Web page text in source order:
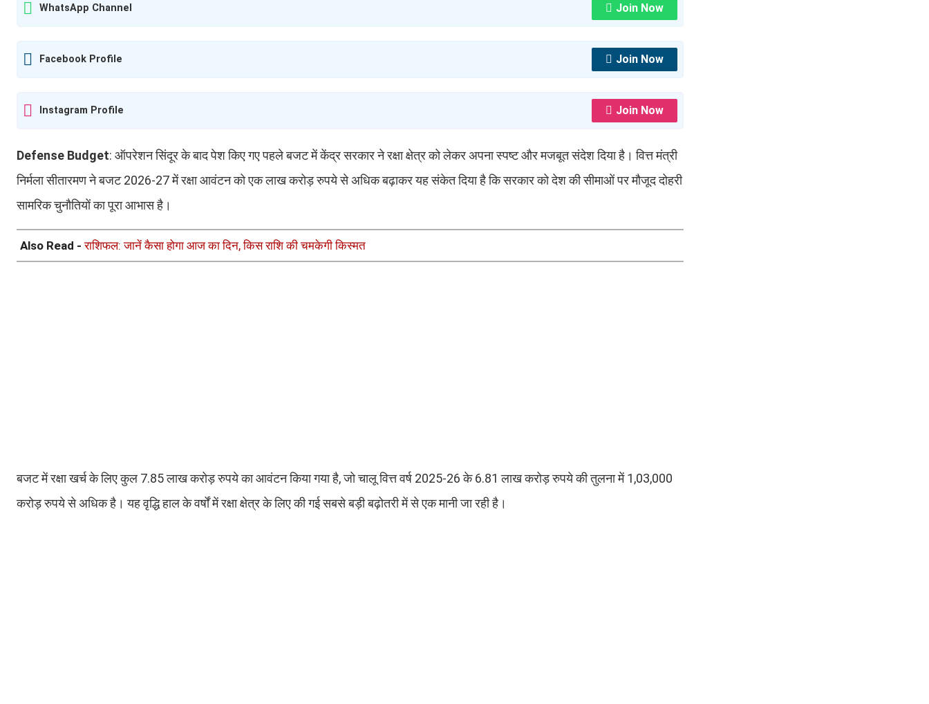
WhatsApp Channel Join Now
Facebook Profile Join Now
Instagram Profile Join Now
Defense Budget: ऑपरेशन सिंदूर के बाद पेश किए गए पहले बजट में केंद्र सरकार ने रक्षा क्षेत्र को लेकर अपना स्पष्ट और मजबूत संदेश दिया है। वित्त मंत्री
निर्मला सीतारमण ने बजट 2026-27 में रक्षा आवंटन को एक लाख करोड़ रुपये से अधिक बढ़ाकर यह संकेत दिया है कि सरकार को देश की सीमाओं पर मौजूद दोहरी
सामरिक चुनौतियों का पूरा आभास है।
Also Read -राशिफल: जानें कैसा होगा आज का दिन, किस राशि की चमकेगी किस्मत
बजट में रक्षा खर्च के लिए कुल 7.85 लाख करोड़ रुपये का आवंटन किया गया है, जो चालू वित्त वर्ष 2025-26 के 6.81 लाख करोड़ रुपये की तुलना में 1,03,000
करोड़ रुपये से अधिक है। यह वृद्धि हाल के वर्षों में रक्षा क्षेत्र के लिए की गई सबसे बड़ी बढ़ोतरी में से एक मानी जा रही है।